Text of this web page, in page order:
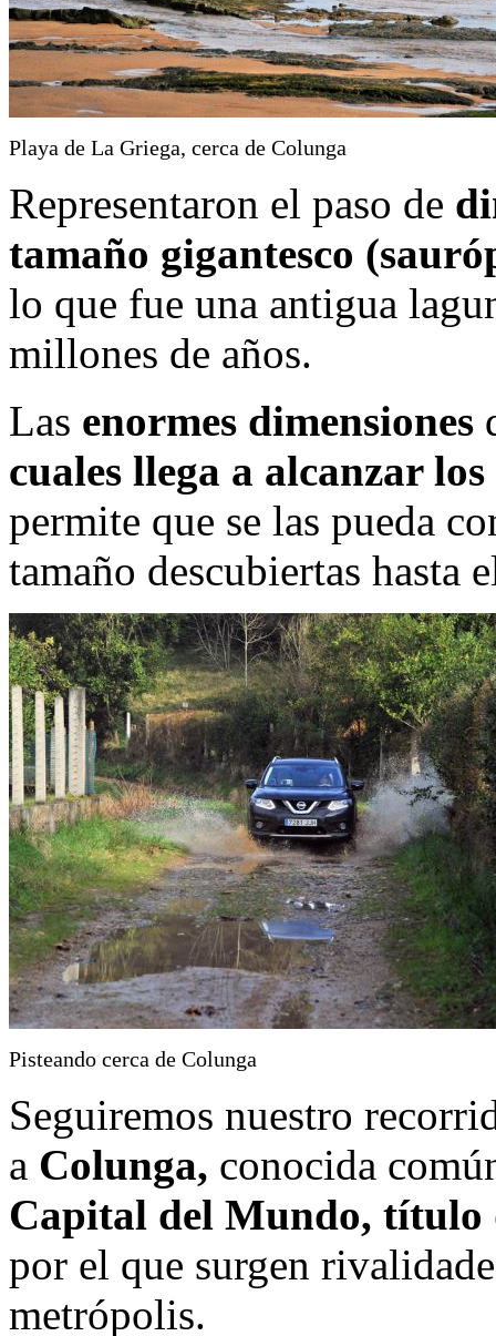
Playa de La Griega, cerca de Colunga
Representaron el paso de
tamaño gigantesco
lo que fue una antigua
millones de años.
Las enormes dimensiones
cuales llega a alcanzar
permite que se las pueda
tamaño descubiertas hasta
Pisteando cerca de Colunga
Seguiremos nuestro
a Colunga, conocida
Capital del Mundo, título
por el que surgen
metrópolis.